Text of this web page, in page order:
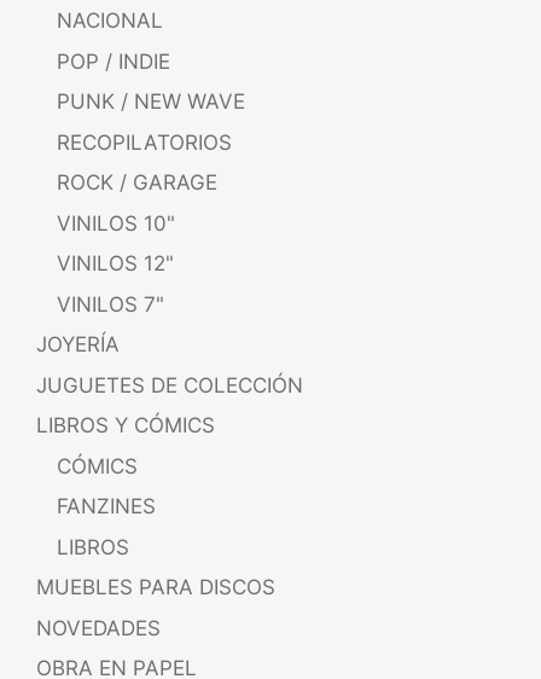
NACIONAL
POP / INDIE
PUNK / NEW WAVE
RECOPILATORIOS
ROCK / GARAGE
VINILOS 10"
VINILOS 12"
VINILOS 7"
JOYERÍA
JUGUETES DE COLECCIÓN
LIBROS Y CÓMICS
CÓMICS
FANZINES
LIBROS
MUEBLES PARA DISCOS
NOVEDADES
OBRA EN PAPEL